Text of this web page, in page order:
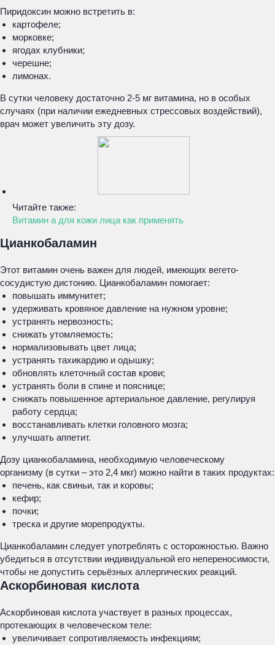
Пиридоксин можно встретить в:
картофеле;
морковке;
ягодах клубники;
черешне;
лимонах.
В сутки человеку достаточно 2-5 мг витамина, но в особых
случаях (при наличии ежедневных стрессовых воздействий),
врач может увеличить эту дозу.
Читайте также:
Витамин а для кожи лица как применять
Цианкобаламин
Этот витамин очень важен для людей, имеющих вегето-
сосудистую дистонию. Цианкобаламин помогает:
повышать иммунитет;
удерживать кровяное давление на нужном уровне;
устранять нервозность;
снижать утомляемость;
нормализовывать цвет лица;
устранять тахикардию и одышку;
обновлять клеточный состав крови;
устранять боли в спине и пояснице;
снижать повышенное артериальное давление, регулируя
работу сердца;
восстанавливать клетки головного мозга;
улучшать аппетит.
Дозу цианкобаламина, необходимую человеческому
организму (в сутки – это 2,4 мкг) можно найти в таких продуктах:
печень, как свиньи, так и коровы;
кефир;
почки;
треска и другие морепродукты.
Цианкобаламин следует употреблять с осторожностью. Важно
убедиться в отсутствии индивидуальной его непереносимости,
чтобы не допустить серьёзных аллергических реакций.
Аскорбиновая кислота
Аскорбиновая кислота участвует в разных процессах,
протекающих в человеческом теле:
увеличивает сопротивляемость инфекциям;